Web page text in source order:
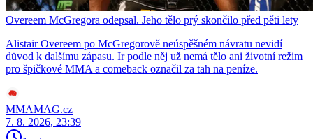
Overeem McGregora odepsal. Jeho tělo prý skončilo před pěti lety
Alistair Overeem po McGregorově neúspěšném návratu nevidí
důvod k dalšímu zápasu. Ir podle něj už nemá tělo ani životní režim
pro špičkové MMA a comeback označil za tah na peníze.
MMAMAG.cz
7. 8. 2026, 23:39